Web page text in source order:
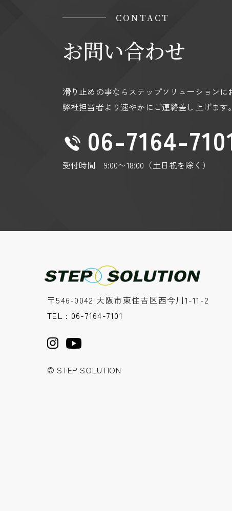
みなします。
Googleのプライバシーポリシー
https://policies.google.com/privacy?hl=ja
CONTACT
お問い合わせ
滑り止めの事ならステップソリューションに
弊社担当者より速やかにご連絡差し上げます。
06-7164-
受付時間 9:00〜18:00（土日祝を除く）
〒546-0042 大阪市東住吉区西今川1-11-2
TEL : 06-7164-7101
© STEP SOLUTION